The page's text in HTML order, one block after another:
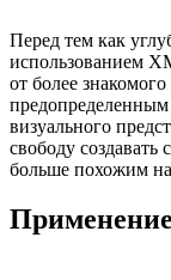
Перед тем как
использованием
от более
предопределенным
визуального
свободу создавать
больше похожим